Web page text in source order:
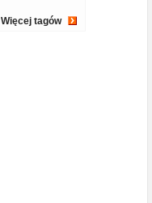
Więcej tagów